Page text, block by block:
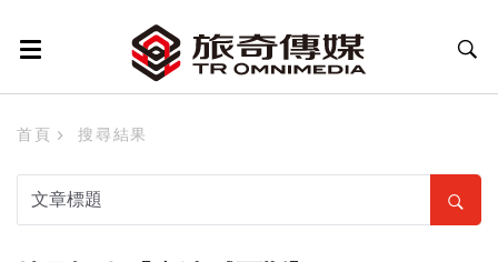
首頁 搜尋結果